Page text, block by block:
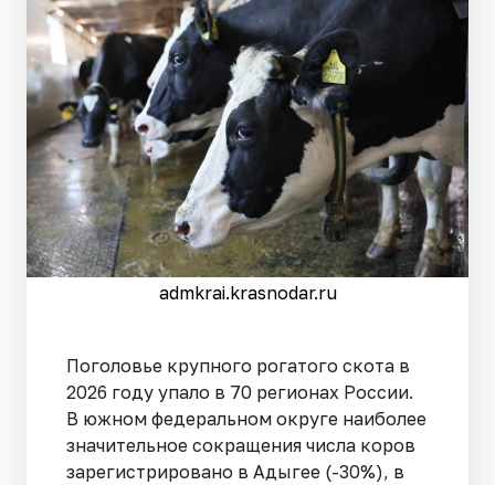
admkrai.krasnodar.ru
Поголовье крупного рогатого скота в
2026 году упало в 70 регионах России.
В южном федеральном округе наиболее
значительное сокращения числа коров
зарегистрировано в Адыгее (-30%), в